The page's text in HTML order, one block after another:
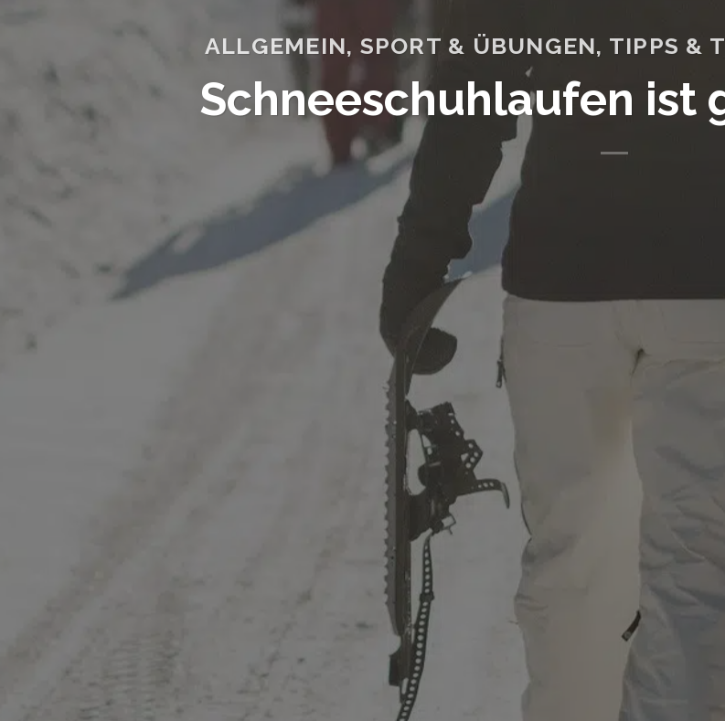
ALLGEMEIN, SPORT & ÜBUNGEN, TIPPS &
Schneeschuhlaufen ist